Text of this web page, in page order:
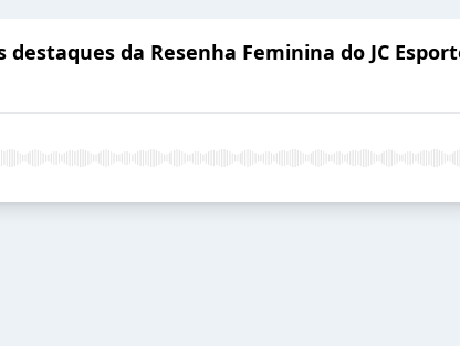
da Resenha Feminina do JC